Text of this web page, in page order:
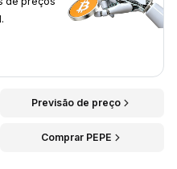
Previsão de preço
Comprar PEPE